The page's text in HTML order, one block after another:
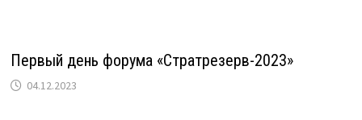
Первый день форума «Стратрезерв-2023»
04.12.2023